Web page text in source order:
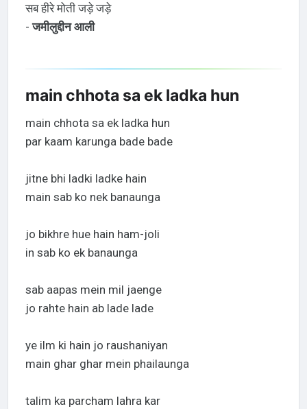
सब हीरे मोती जड़े जड़े
-जमीलुद्दीन आली
main chhota sa ek ladka hun
main chhota sa ek ladka hun
par kaam karunga bade bade
jitne bhi ladki ladke hain
main sab ko nek banaunga
jo bikhre hue hain ham-joli
in sab ko ek banaunga
sab aapas mein mil jaenge
jo rahte hain ab lade lade
ye ilm ki hain jo raushaniyan
main ghar ghar mein phailaunga
talim ka parcham lahra kar